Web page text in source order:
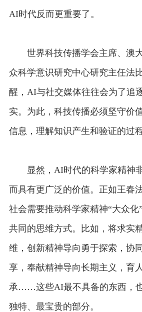
AI时代反而更重要了。
世界科技传播学会主席、澳
众科学意识研究中心研究主任法
醒，AI与社交媒体往往会为了追
实。为此，科技传播必须坚守价
信息，理解知识产生和验证的过程
显然，AI时代的科学家精神非
而具有更广泛的价值。正如王春
社会需要推动科学家精神“大众化
共同的思维方式。比如，将求实
维，创新精神导向勇于探索，协
享，奉献精神导向长期主义，育
承……这些AI最不具备的东西，
独特、最宝贵的部分。